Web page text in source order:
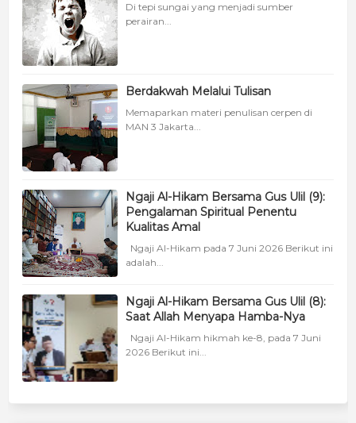
Di tepi sungai yang menjadi sumber
perairan...
Berdakwah Melalui Tulisan
Memaparkan materi penulisan cerpen di
MAN 3 Jakarta...
Ngaji Al-Hikam Bersama Gus Ulil (9):
Pengalaman Spiritual Penentu
Kualitas Amal
Ngaji Al-Hikam pada 7 Juni 2026 Berikut ini
adalah...
Ngaji Al-Hikam Bersama Gus Ulil (8):
Saat Allah Menyapa Hamba-Nya
Ngaji Al-Hikam hikmah ke-8, pada 7 Juni
2026 Berikut ini...